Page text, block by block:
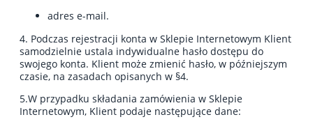
adres e-mail.
4. Podczas rejestracji konta w Sklepie Internetowym Klient
samodzielnie ustala indywidualne hasło dostępu do
swojego konta. Klient może zmienić hasło, w późniejszym
czasie, na zasadach opisanych w §4.
5.W przypadku składania zamówienia w Sklepie
Internetowym, Klient podaje następujące dane: